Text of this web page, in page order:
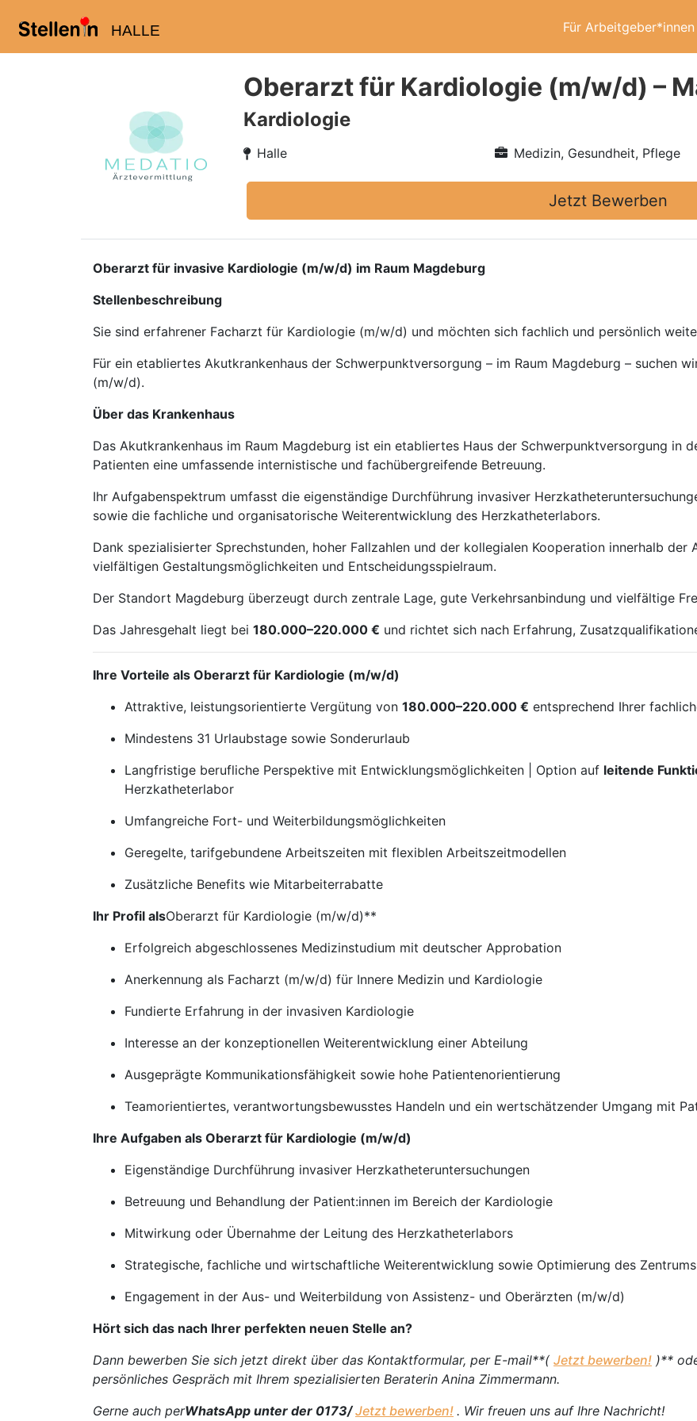
HALLE Für Arbeitgeber*innen
Oberarzt für Kardiologie (m/w/d) –
Kardiologie
Halle Medizin, Gesundheit, Pflege
Jetzt Bewerben
Oberarzt für invasive Kardiologie (m/w/d) im Raum Magdeburg
Stellenbeschreibung
Sie sind erfahrener Facharzt für Kardiologie (m/w/d) und möchten sich fachlich und persönlich
Für ein etabliertes Akutkrankenhaus der Schwerpunktversorgung – im Raum Magdeburg – suchen
(m/w/d).
Über das Krankenhaus
Das Akutkrankenhaus im Raum Magdeburg ist ein etabliertes Haus der Schwerpunktversorgung in
Patienten eine umfassende internistische und fachübergreifende Betreuung.
Ihr Aufgabenspektrum umfasst die eigenständige Durchführung invasiver
sowie die fachliche und organisatorische Weiterentwicklung des Herzkatheterlabors.
Dank spezialisierter Sprechstunden, hoher Fallzahlen und der kollegialen Kooperation innerhalb
vielfältigen Gestaltungsmöglichkeiten und Entscheidungsspielraum.
Der Standort Magdeburg überzeugt durch zentrale Lage, gute Verkehrsanbindung und vielfältige
Das Jahresgehalt liegt bei 180.000–220.000 € und richtet sich nach Erfahrung,
Ihre Vorteile als Oberarzt für Kardiologie (m/w/d)
Attraktive, leistungsorientierte Vergütung von 180.000–220.000 € entsprechend Ihrer
Mindestens 31 Urlaubstage sowie Sonderurlaub
Langfristige berufliche Perspektive mit Entwicklungsmöglichkeiten | Option auf leitende
Herzkatheterlabor
Umfangreiche Fort- und Weiterbildungsmöglichkeiten
Geregelte, tarifgebundene Arbeitszeiten mit flexiblen Arbeitszeitmodellen
Zusätzliche Benefits wie Mitarbeiterrabatte
Ihr Profil alsOberarzt für Kardiologie (m/w/d)**
Erfolgreich abgeschlossenes Medizinstudium mit deutscher Approbation
Anerkennung als Facharzt (m/w/d) für Innere Medizin und Kardiologie
Fundierte Erfahrung in der invasiven Kardiologie
Interesse an der konzeptionellen Weiterentwicklung einer Abteilung
Ausgeprägte Kommunikationsfähigkeit sowie hohe Patientenorientierung
Teamorientiertes, verantwortungsbewusstes Handeln und ein wertschätzender Umgang mit
Ihre Aufgaben als Oberarzt für Kardiologie (m/w/d)
Eigenständige Durchführung invasiver Herzkatheteruntersuchungen
Betreuung und Behandlung der Patient:innen im Bereich der Kardiologie
Mitwirkung oder Übernahme der Leitung des Herzkatheterlabors
Strategische, fachliche und wirtschaftliche Weiterentwicklung sowie Optimierung des Zentrums
Engagement in der Aus- und Weiterbildung von Assistenz- und Oberärzten (m/w/d)
Hört sich das nach Ihrer perfekten neuen Stelle an?
Dann bewerben Sie sich jetzt direkt über das Kontaktformular, per E-mail**( Jetzt bewerben! )**
persönliches Gespräch mit Ihrem spezialisierten Beraterin Anina Zimmermann.
Gerne auch perWhatsApp unter der 0173/Jetzt bewerben! . Wir freuen uns auf Ihre Nachricht!